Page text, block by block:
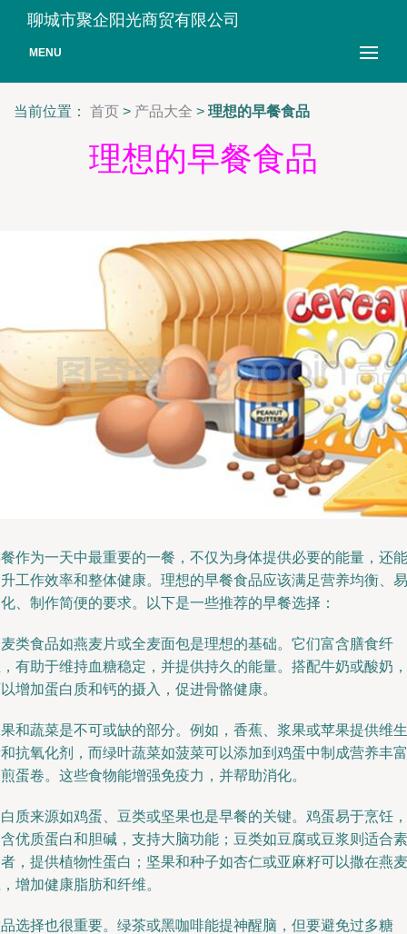
聊城市聚企阳光商贸有限公司
MENU
当前位置： 首页 > 产品大全 > 理想的早餐食品
理想的早餐食品
作为一天中最重要的一餐，不仅为身体提供必要的能量，还能
工作效率和整体健康。理想的早餐食品应该满足营养均衡、易
、制作简便的要求。以下是一些推荐的早餐选择：
类食品如燕麦片或全麦面包是理想的基础。它们富含膳食纤
有助于维持血糖稳定，并提供持久的能量。搭配牛奶或酸奶，
增加蛋白质和钙的摄入，促进骨骼健康。
和蔬菜是不可或缺的部分。例如，香蕉、浆果或苹果提供维生
抗氧化剂，而绿叶蔬菜如菠菜可以添加到鸡蛋中制成营养丰富
蛋卷。这些食物能增强免疫力，并帮助消化。
质来源如鸡蛋、豆类或坚果也是早餐的关键。鸡蛋易于烹饪，
优质蛋白和胆碱，支持大脑功能；豆类如豆腐或豆浆则适合素
，提供植物性蛋白；坚果和种子如杏仁或亚麻籽可以撒在燕麦
增加健康脂肪和纤维。
选择也很重要。绿茶或黑咖啡能提神醒脑，但要避免过多糖